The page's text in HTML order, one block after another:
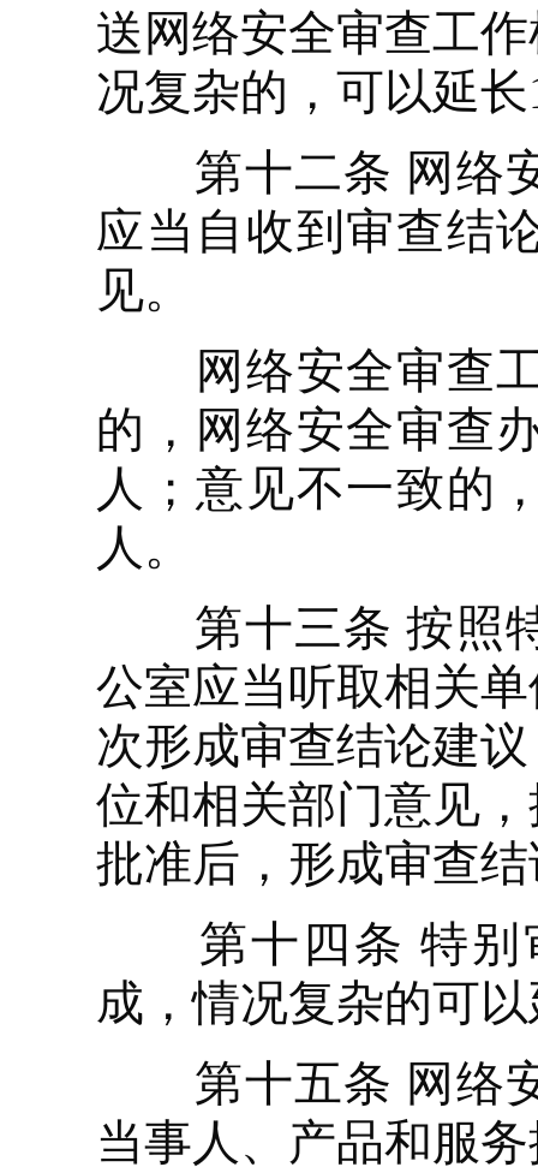
送网络安全审查工
况复杂的，可以延
第十二条 网络安
应当自收到审查结
见。
网络安全审查工
的，网络安全审查
人；意见不一致的
人。
第十三条 按照特
公室应当听取相关
次形成审查结论建
位和相关部门意见
批准后，形成审查
第十四条 特别
成，情况复杂的可
第十五条 网络安
当事人、产品和服